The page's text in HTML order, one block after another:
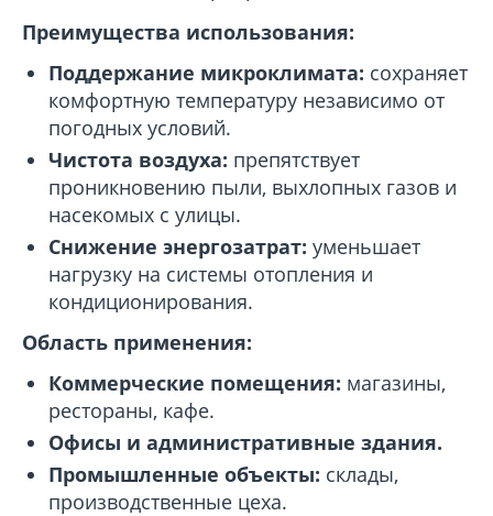
Преимущества использования:
Поддержание микроклимата: сохраняет
комфортную температуру независимо от
погодных условий.
Чистота воздуха: препятствует
проникновению пыли, выхлопных газов и
насекомых с улицы.
Снижение энергозатрат: уменьшает
нагрузку на системы отопления и
кондиционирования.
Область применения:
Коммерческие помещения: магазины,
рестораны, кафе.
Офисы и административные здания.
Промышленные объекты: склады,
производственные цеха.